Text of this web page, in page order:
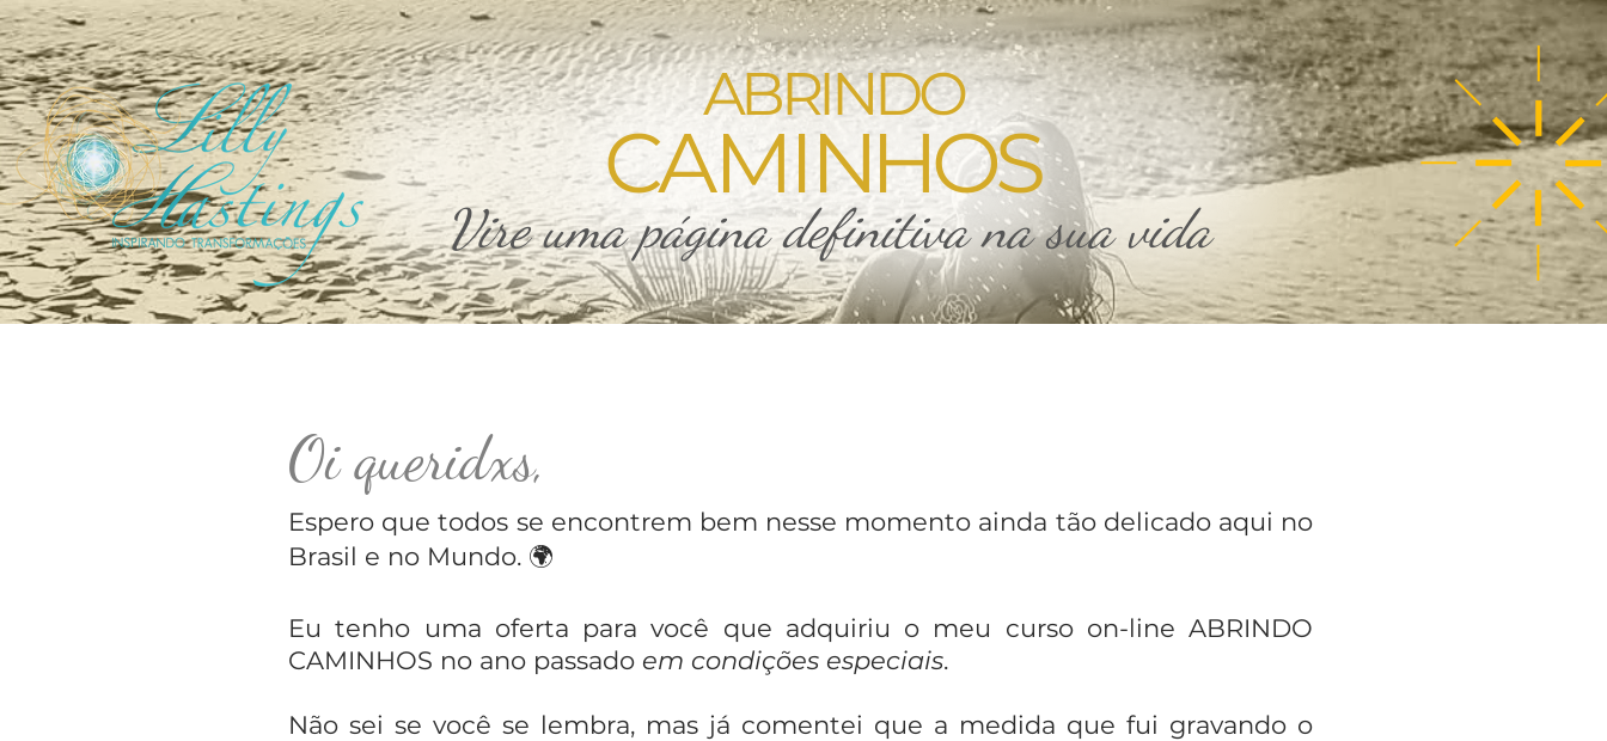
ABRINDO
CAMINHOS
Vire uma página definitiva na sua vida
Oi queridxs,
Espero que todos se encontrem bem nesse momento ainda tão delicado aqui no
Brasil e no Mundo. 🌍
Eu tenho uma oferta para você que adquiriu o meu curso on-line ABRINDO
CAMINHOS no ano passado em condições especiais.
Não sei se você se lembra, mas já comentei que a medida que fui gravando o